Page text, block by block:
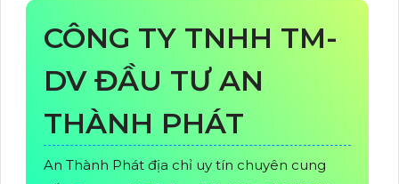
CÔNG TY TNHH TM-
DV ĐẦU TƯ AN
THÀNH PHÁT
An Thành Phát địa chỉ uy tín chuyên cung